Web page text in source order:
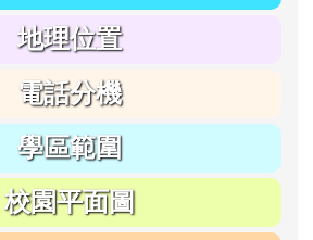
地理位置
電話分機
學區範圍
校園平面圖